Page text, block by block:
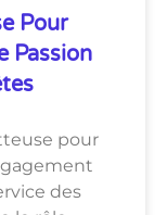
Pour
Passion
pour
des